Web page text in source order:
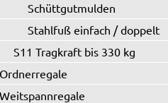
Schüttgutmulden
Stahlfuß einfach / doppelt
S11 Tragkraft bis 330 kg
Ordnerregale
Weitspannregale